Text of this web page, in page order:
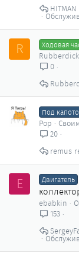
HITMAN
R Ходовая
Rubberdick
0
Под
Pop
20
remus
E Двигатель
ebabkin
153